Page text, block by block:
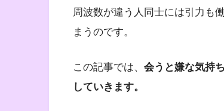
周波数が違う人同士には引力も
まうのです。
この記事では、 会うと嫌な気持
していきます。